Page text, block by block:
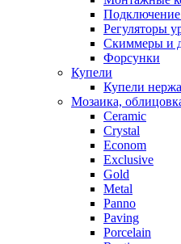
Подключение
Регуляторы
Скиммеры и
Форсунки
Купели
Купели
Мозаика,
Ceramic
Crystal
Econom
Exclusive
Gold
Metal
Panno
Paving
Porcelain